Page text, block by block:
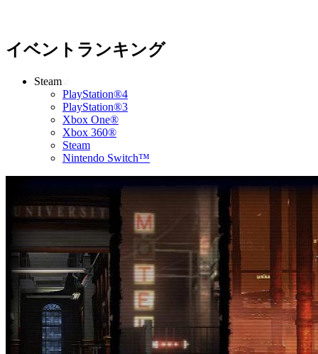
イベントランキング
Steam
PlayStation®4
PlayStation®3
Xbox One®
Xbox 360®
Steam
Nintendo Switch™